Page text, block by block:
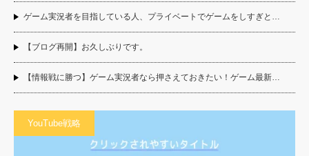
ゲーム実況者を目指している人、プライベートでゲームをしすぎと…
【ブログ再開】お久しぶりです。
【情報戦に勝つ】ゲーム実況者なら押さえておきたい！ゲーム最新…
YouTube戦略